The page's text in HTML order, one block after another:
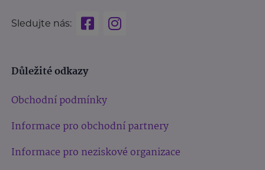
Sledujte nás:
Důležité odkazy
Obchodní podmínky
Informace pro obchodní partnery
Informace pro neziskové organizace